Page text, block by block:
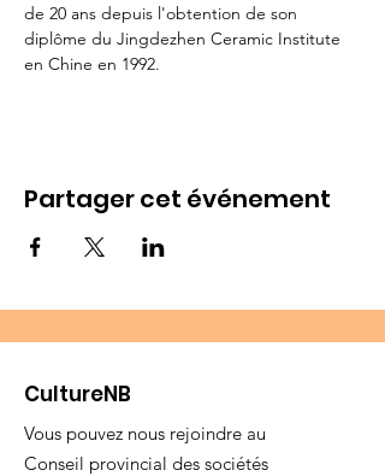
de 20 ans depuis l'obtention de son
diplôme du Jingdezhen Ceramic Institute
en Chine en 1992.
Partager cet événement
CultureNB
Vous pouvez nous rejoindre au
Conseil provincial des sociétés